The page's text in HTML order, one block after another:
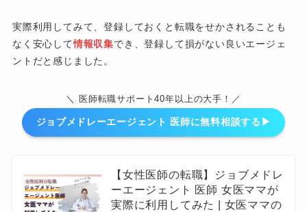
実際利用してみて、登録しておくと転職をせかされることも
なく安心して情報収集でき、登録して損がない良いエージェ
ントだと感じました。
＼ 医師転職サポート40年以上の大手！／
ジョブメドレーエージェント 医師に無料相談する▶︎
【女性医師の転職】ジョブメドレ
ーエージェント 医師 女医ママが
実際に利用してみた | 女医ママの